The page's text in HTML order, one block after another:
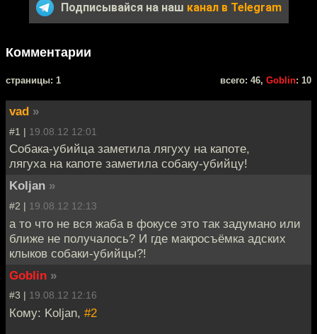
Подписывайся на наш канал в Telegram
Комментарии
cтраницы: 1 всего: 46, Goblin: 10
vad »
#1 | 19.08.12 12:01
Собака-убийца заметила лягуху на капоте,
лягуха на капоте заметила собаку-убийцу!
Koljan »
#2 | 19.08.12 12:13
а то что не вся жаба в фокусе это так задумано или
ближе не получалось? И где макросъёмка адских
клыков собаки-убийцы?!
Goblin »
#3 | 19.08.12 12:16
Кому: Koljan, #2